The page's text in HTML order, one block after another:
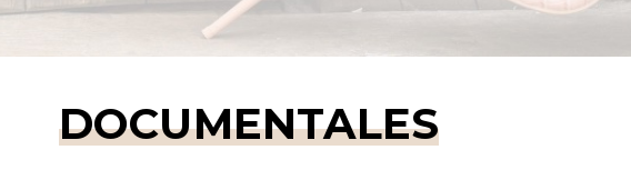
DOCUMENTALES